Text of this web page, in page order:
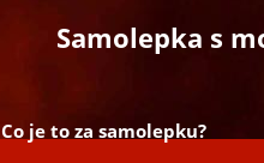
Samolepka s
Co je to za samolepku?